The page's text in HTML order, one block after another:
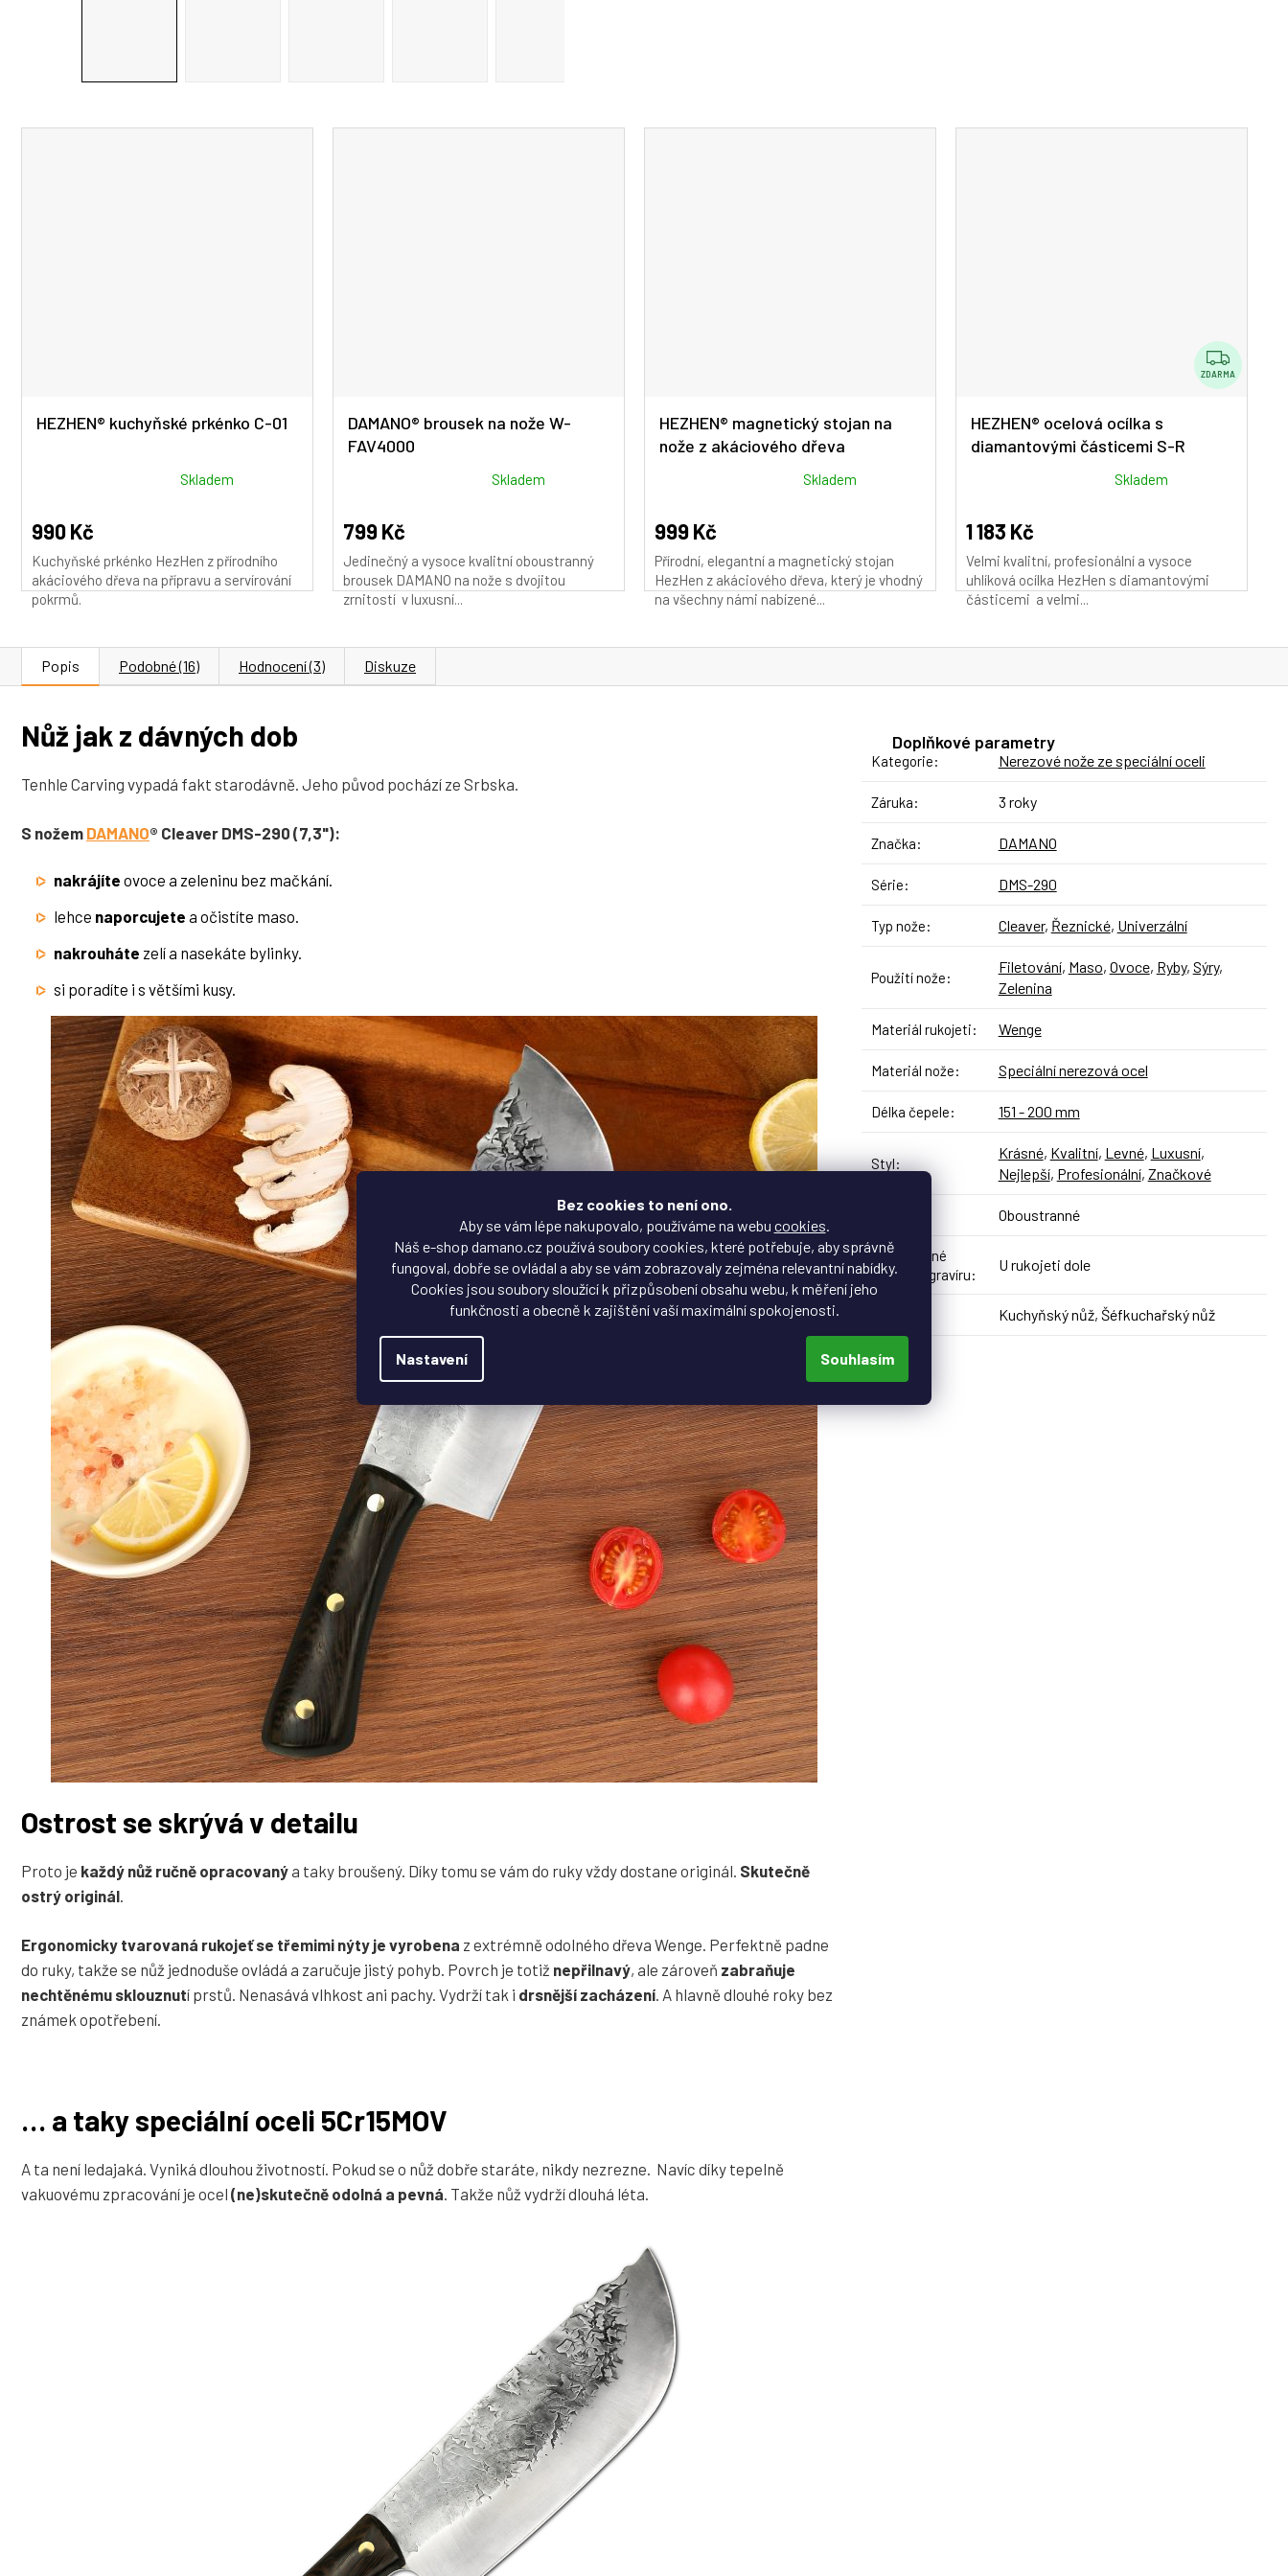
Bez cookies to není ono.
Aby se vám lépe nakupovalo, používáme na webu cookies.
Náš e-shop damano.cz používá soubory cookies, které potřebuje, aby správně
fungoval, dobře se ovládal a aby se vám zobrazovaly zejména relevantní nabídky.
Cookies jsou soubory sloužící k přizpůsobení obsahu webu, k měření jeho
funkčnosti a obecně k zajištění vaší maximální spokojenosti.
Nastavení Souhlasím
HEZHEN® kuchyňské prkénko C-01
produktu
je
5,0
z
5
Skladem
990 Kč
Kuchyňské prkénko HezHen z přírodního
akáciového dřeva na přípravu a servírování
pokrmů.
DAMANO® brousek na nože W-
FAV4000
produktu
je
5,0
z
5
Skladem
799 Kč
Jedinečný a vysoce kvalitní oboustranný
brousek DAMANO na nože s dvojitou
zrnitostí v luxusní...
HEZHEN® magnetický stojan na
nože z akáciového dřeva
produktu
je
4,9
z
5
Skladem
999 Kč
Přírodní, elegantní a magnetický stojan
HezHen z akáciového dřeva, který je vhodný
na všechny námi nabízené...
Z
D
ZDARMA
HEZHEN® ocelová ocílka s
diamantovými částicemi S-R
produktu
je
5,0
z
5
Skladem
1 183 Kč
Velmi kvalitní, profesionální a vysoce
uhlíková ocílka HezHen s diamantovými
částicemi a velmi...
Popis Podobné (16) Hodnocení (3) Diskuze
Nůž jak z dávných dob
Tenhle Carving vypadá fakt starodávně. Jeho původ pochází ze Srbska.
S nožem DAMANO® Cleaver DMS-290 (7,3"):
nakrájíte ovoce a zeleninu bez mačkání.
lehce naporcujete a očistíte maso.
nakrouháte zelí a nasekáte bylinky.
si poradíte i s většími kusy.
Ostrost se skrývá v detailu
Proto je každý nůž ručně opracovanýa taky broušený. Díky tomu se vám do ruky vždy dostane originál. Skutečně
ostrý originál
Ergonomicky tvarovaná rukojeť se třemimi nýty je vyrobena z extrémně odolného dřeva Wenge. Perfektně padne
do ruky, takže se nůž jednoduše ovládá a zaručuje jistý pohyb. Povrch je totiž nepřilnavý, ale zároveň zabraňuje
nechtěnému sklouznutí prstů. Nenasává vlhkost ani pachy. Vydrží tak i drsnější zacházení . A hlavně dlouhé roky bez
známek opotřebení.
… a taky speciální oceli 5Cr15MOV
A ta není ledajaká. Vyniká dlouhou životností. Pokud se o nůž dobře staráte, nikdy nezrezne. Navíc díky tepelně
vakuovému zpracování je ocel (ne)skutečně odolná a pevná . Takže nůž vydrží dlouhá léta.
Doplňkové parametry
Kategorie: Nerezové nože ze speciální oceli
Záruka: 3 roky
Značka: DAMANO
Série: DMS-290
Typ nože: Cleaver, Řeznické, Univerzální
Použití nože:
Filetování, Maso, Ovoce, Ryby, Sýry,
Zelenina
Materiál rukojeti: Wenge
Materiál nože: Speciální nerezová ocel
Délka čepele: 151 - 200 mm
Styl:
Krásné, Kvalitní, Levné, Luxusní,
Nejlepší, Profesionální, Značkové
Oboustranné
Doporučené
umístění gravíru:
U rukojeti dole
Kuchyňský nůž, Šéfkuchařský nůž